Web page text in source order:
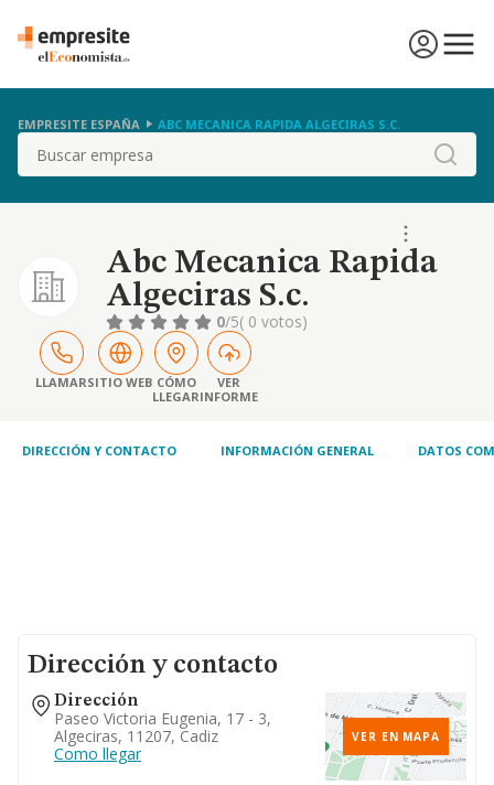
EMPRESITE ESPAÑA ABC MECANICA RAPIDA ALGECIRAS S.C.
Buscar
Abc Mecanica Rapida
Algeciras S.c.
0/5( 0 votos)
LLAMARSITIO WEB CÓMO
LLEGAR
VER
INFORME
DIRECCIÓN Y CONTACTO INFORMACIÓN GENERAL DATOS
Dirección y contacto
Dirección
Paseo Victoria Eugenia, 17 - 3,
Algeciras, 11207, Cadiz
Como llegar
VER EN MAPA